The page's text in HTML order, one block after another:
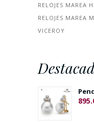
RELOJES MAREA
RELOJES MAREA
VICEROY